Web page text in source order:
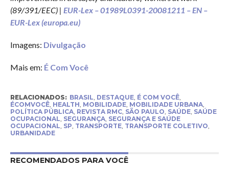
(89/391/EEC) | EUR-Lex – 01989L0391-20081211 – EN –
EUR-Lex (europa.eu)
Imagens: Divulgação
Mais em: É Com Você
RELACIONADOS: BRASIL, DESTAQUE, É COM VOCÊ,
ÉCOMVOCÊ, HEALTH, MOBILIDADE, MOBILIDADE URBANA,
POLÍTICA PÚBLICA, REVISTA RMC, SÃO PAULO, SAÚDE, SAÚDE
OCUPACIONAL, SEGURANÇA, SEGURANÇA E SAÚDE
OCUPACIONAL, SP, TRANSPORTE, TRANSPORTE COLETIVO,
URBANIDADE
RECOMENDADOS PARA VOCÊ